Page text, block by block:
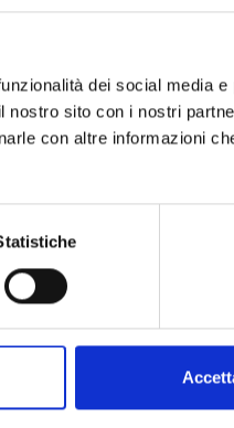
dei social media e
sito con i nostri
con altre informazioni
Per
Metalli